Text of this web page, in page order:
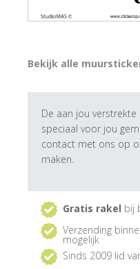
Bekijk alle
De aan jou
speciaal voor jou
contact met ons op
maken.
Gratis rakel bij
Verzending
mogelijk
Sinds 2009 lid